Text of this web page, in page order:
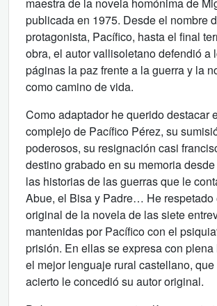
publicada en 1975. Desde el nombre
protagonista, Pacífico, hasta el final
obra, el autor vallisoletano defendió a
páginas la paz frente a la guerra y la
como camino de vida.
Como adaptador he querido destacar
complejo de Pacífico Pérez, su
poderosos, su resignación casi
destino grabado en su memoria
las historias de las guerras que le
Abue, el Bisa y Padre… He respetado
original de la novela de las siete
mantenidas por Pacífico con el
prisión. En ellas se expresa con plena
el mejor lenguaje rural castellano,
acierto le concedió su autor original.